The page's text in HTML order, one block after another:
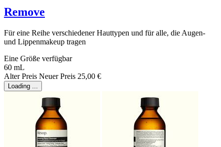
Remove
Für eine Reihe verschiedener Hauttypen und für alle, die Augen-
und Lippenmakeup tragen
Eine Größe verfügbar
60 mL
Alter Preis Neuer Preis 25,00 €
Loading ...